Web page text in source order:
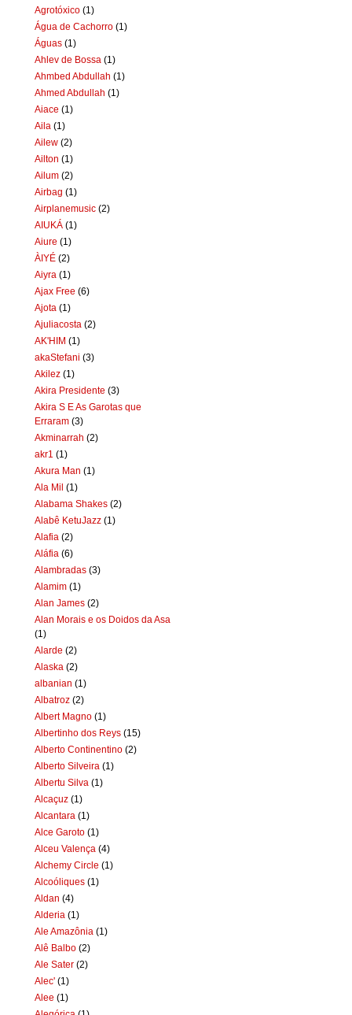
Agrotóxico (1)
Água de Cachorro (1)
Águas (1)
Ahlev de Bossa (1)
Ahmbed Abdullah (1)
Ahmed Abdullah (1)
Aiace (1)
Aila (1)
Ailew (2)
Ailton (1)
Ailum (2)
Airbag (1)
Airplanemusic (2)
AIUKÁ (1)
Aiure (1)
ÀIYÉ (2)
Aiyra (1)
Ajax Free (6)
Ajota (1)
Ajuliacosta (2)
AK'HIM (1)
akaStefani (3)
Akilez (1)
Akira Presidente (3)
Akira S E As Garotas que
Erraram (3)
Akminarrah (2)
akr1 (1)
Akura Man (1)
Ala Mil (1)
Alabama Shakes (2)
Alabê KetuJazz (1)
Alafia (2)
Aláfia (6)
Alambradas (3)
Alamim (1)
Alan James (2)
Alan Morais e os Doidos da Asa
(1)
Alarde (2)
Alaska (2)
albanian (1)
Albatroz (2)
Albert Magno (1)
Albertinho dos Reys (15)
Alberto Continentino (2)
Alberto Silveira (1)
Albertu Silva (1)
Alcaçuz (1)
Alcantara (1)
Alce Garoto (1)
Alceu Valença (4)
Alchemy Circle (1)
Alcoóliques (1)
Aldan (4)
Alderia (1)
Ale Amazônia (1)
Alê Balbo (2)
Ale Sater (2)
Alec' (1)
Alee (1)